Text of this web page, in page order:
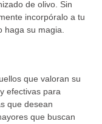
de olivo. Sin
incorpóralo a tu
haga su magia.
que valoran su
efectivas para
que desean
que buscan